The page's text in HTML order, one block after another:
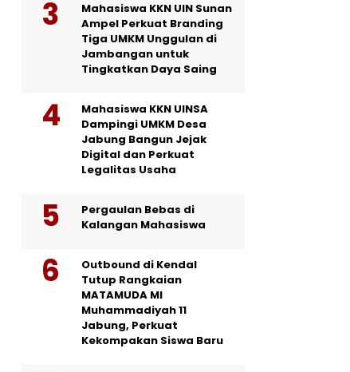
Mahasiswa KKN UIN Sunan
Ampel Perkuat Branding
Tiga UMKM Unggulan di
Jambangan untuk
Tingkatkan Daya Saing
Mahasiswa KKN UINSA
Dampingi UMKM Desa
Jabung Bangun Jejak
Digital dan Perkuat
Legalitas Usaha
Pergaulan Bebas di
Kalangan Mahasiswa
Outbound di Kendal
Tutup Rangkaian
MATAMUDA MI
Muhammadiyah 11
Jabung, Perkuat
Kekompakan Siswa Baru